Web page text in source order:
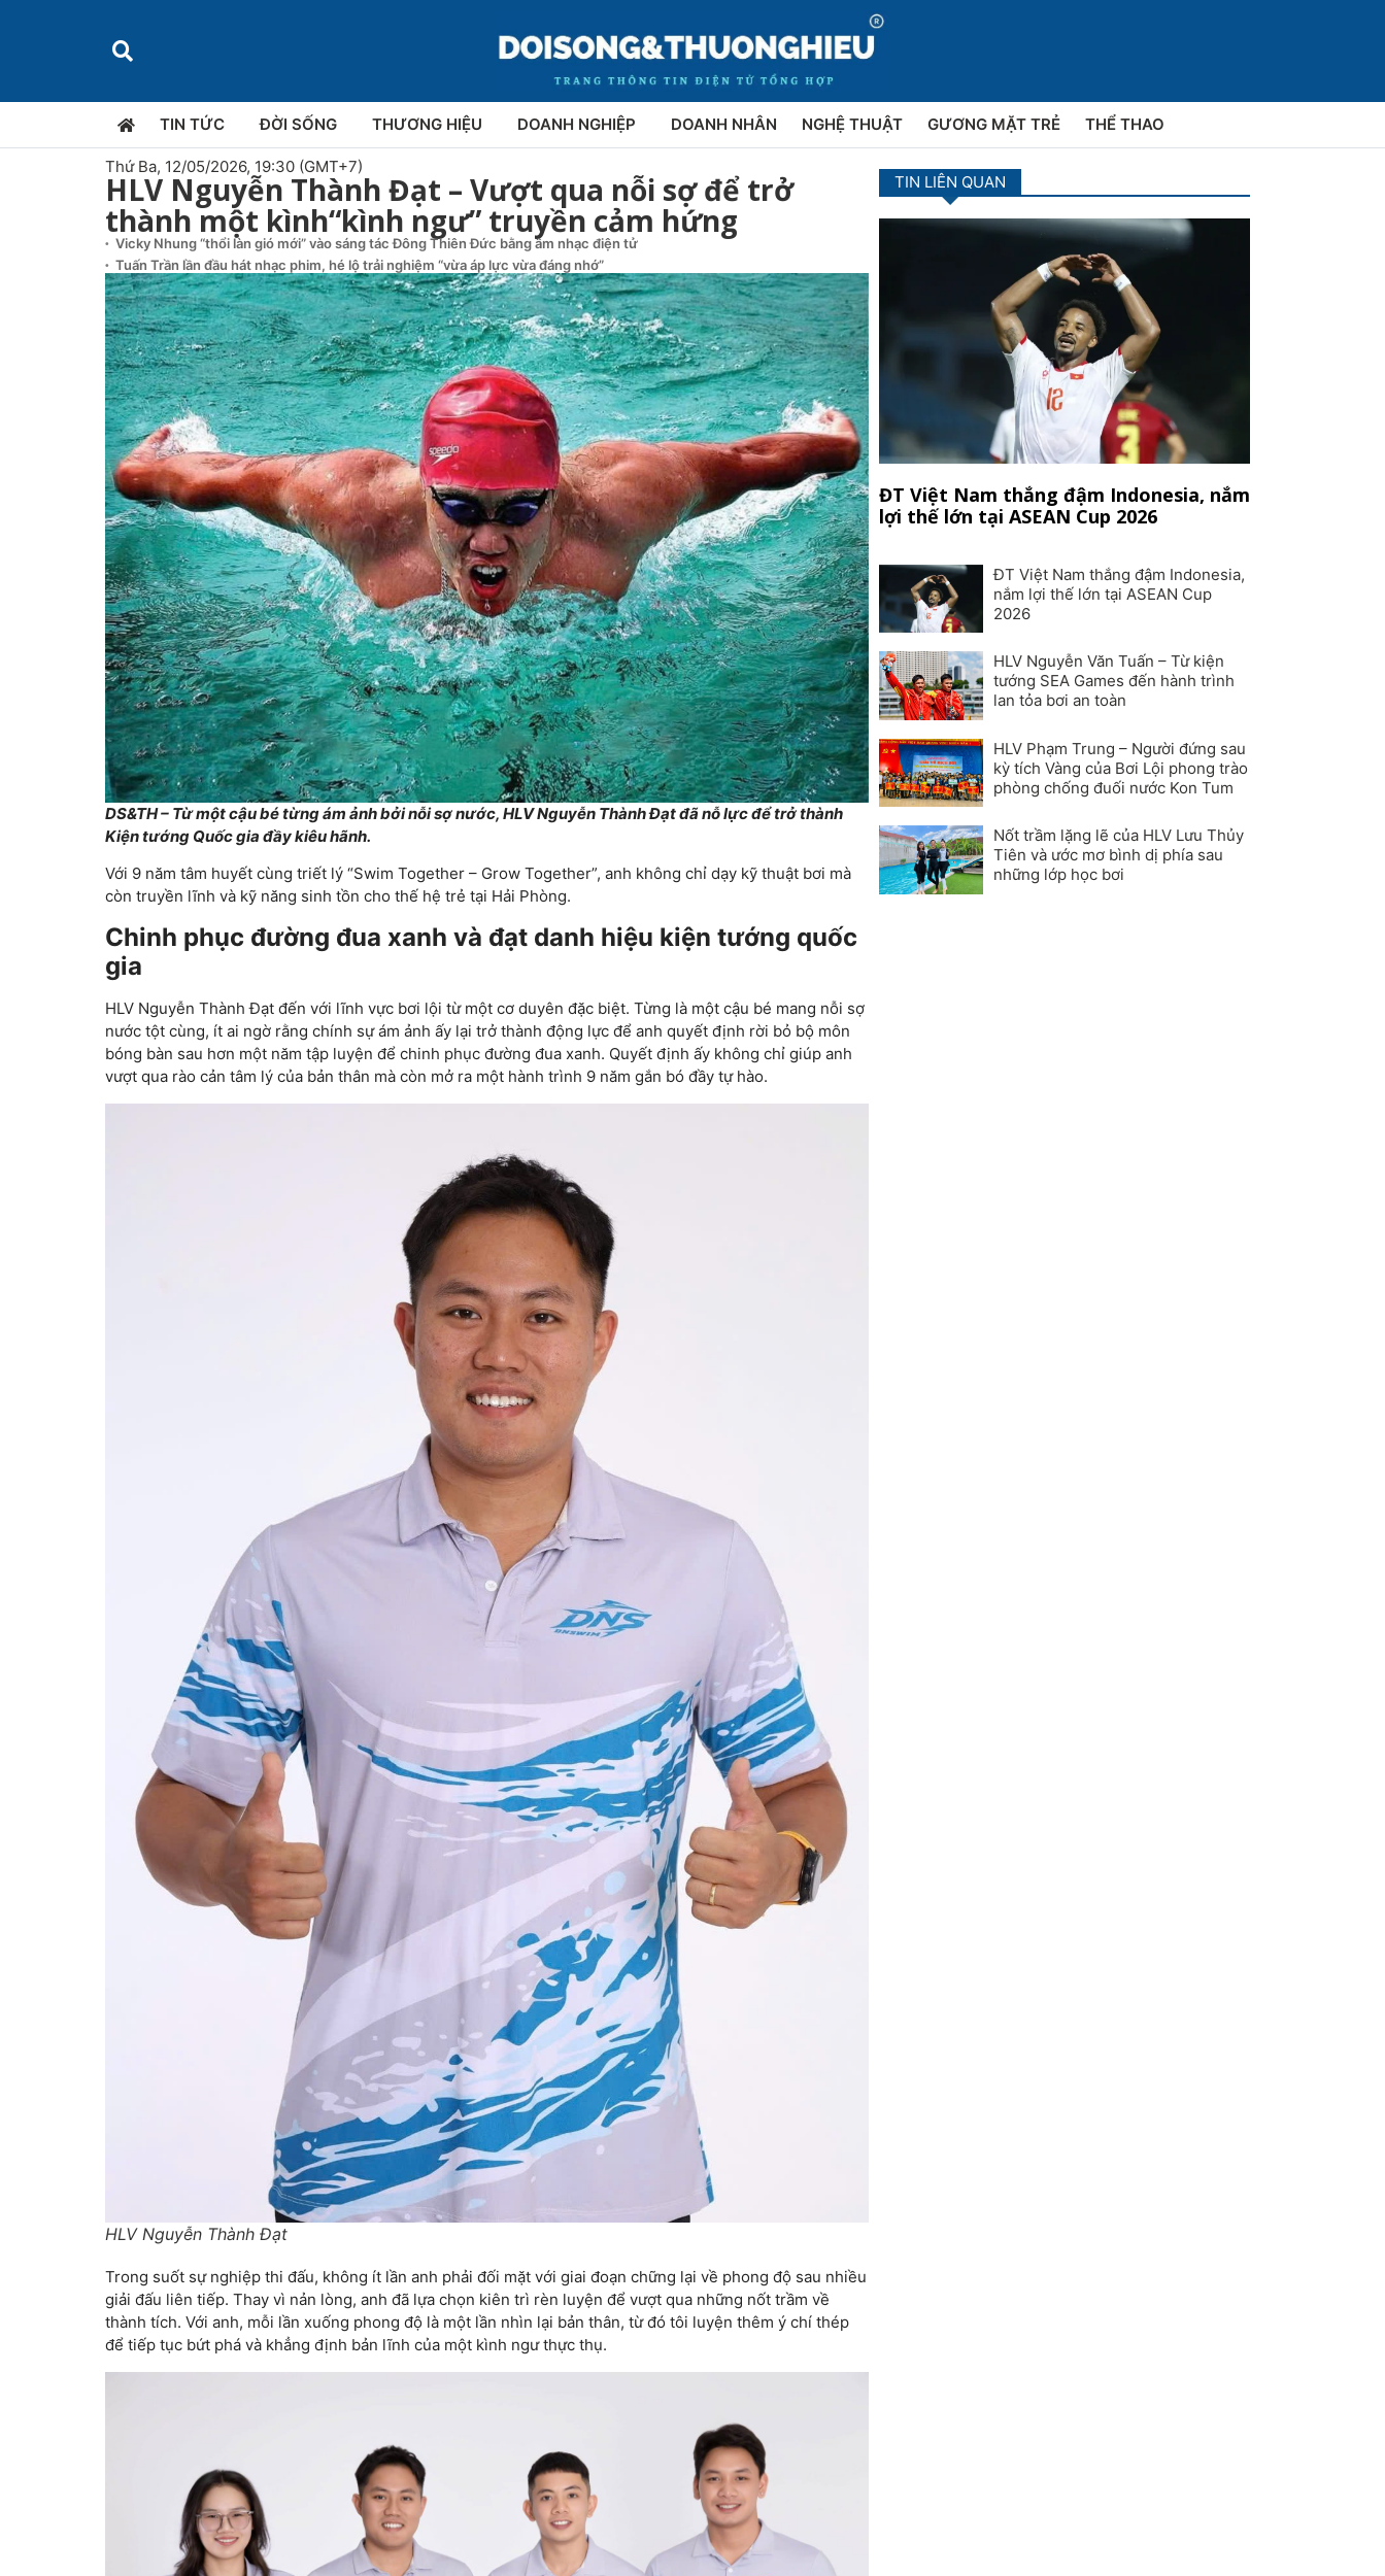
TIN TỨC ĐỜI SỐNG THƯƠNG HIỆU DOANH NGHIỆP DOANH NHÂN NGHỆ THUẬT GƯƠNG MẶT TRẺ THỂ THAO
Thứ Ba, 12/05/2026, 19:30 (GMT+7)
HLV Nguyễn Thành Đạt – Vượt qua nỗi sợ để trở
thành một kình“kình ngư” truyền cảm hứng
Vicky Nhung “thổi làn gió mới” vào sáng tác Đông Thiên Đức bằng âm nhạc điện tử
Tuấn Trần lần đầu hát nhạc phim, hé lộ trải nghiệm “vừa áp lực vừa đáng nhớ”
DS&TH – Từ một cậu bé từng ám ảnh bởi nỗi sợ nước, HLV Nguyễn Thành Đạt đã nỗ lực để trở thành
Kiện tướng Quốc gia đầy kiêu hãnh.
Với 9 năm tâm huyết cùng triết lý “Swim Together – Grow Together”, anh không chỉ dạy kỹ thuật bơi mà
còn truyền lĩnh và kỹ năng sinh tồn cho thế hệ trẻ tại Hải Phòng.
Chinh phục đường đua xanh và đạt danh hiệu kiện tướng quốc
gia
HLV Nguyễn Thành Đạt đến với lĩnh vực bơi lội từ một cơ duyên đặc biệt. Từng là một cậu bé mang nỗi sợ
nước tột cùng, ít ai ngờ rằng chính sự ám ảnh ấy lại trở thành động lực để anh quyết định rời bỏ bộ môn
bóng bàn sau hơn một năm tập luyện để chinh phục đường đua xanh. Quyết định ấy không chỉ giúp anh
vượt qua rào cản tâm lý của bản thân mà còn mở ra một hành trình 9 năm gắn bó đầy tự hào.
HLV Nguyễn Thành Đạt
Trong suốt sự nghiệp thi đấu, không ít lần anh phải đối mặt với giai đoạn chững lại về phong độ sau nhiều
giải đấu liên tiếp. Thay vì nản lòng, anh đã lựa chọn kiên trì rèn luyện để vượt qua những nốt trầm về
thành tích. Với anh, mỗi lần xuống phong độ là một lần nhìn lại bản thân, từ đó tôi luyện thêm ý chí thép
để tiếp tục bứt phá và khẳng định bản lĩnh của một kình ngư thực thụ.
TIN LIÊN QUAN
ĐT Việt Nam thắng đậm Indonesia, nắm
lợi thế lớn tại ASEAN Cup 2026
ĐT Việt Nam thắng đậm Indonesia,
nắm lợi thế lớn tại ASEAN Cup
2026
HLV Nguyễn Văn Tuấn – Từ kiện
tướng SEA Games đến hành trình
lan tỏa bơi an toàn
HLV Phạm Trung – Người đứng sau
kỳ tích Vàng của Bơi Lội phong trào
phòng chống đuối nước Kon Tum
Nốt trầm lặng lẽ của HLV Lưu Thủy
Tiên và ước mơ bình dị phía sau
những lớp học bơi